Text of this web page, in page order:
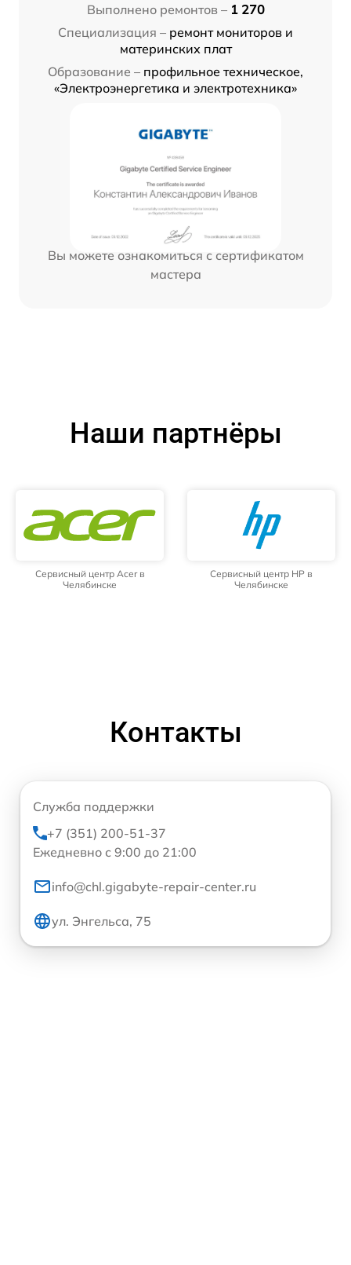
Выполнено ремонтов – 1 270
Специализация – ремонт мониторов и
материнских плат
Образование – профильное техническое,
«Электроэнергетика и электротехника»
Вы можете ознакомиться с сертификатом
мастера
Наши партнёры
Сервисный центр Acer в
Челябинске
Сервисный центр HP в
Челябинске
Контакты
Служба поддержки
+7 (351) 200-51-37
Ежедневно с 9:00 до 21:00
info@chl.gigabyte-repair-center.ru
ул. Энгельса, 75